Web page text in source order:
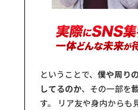
ということで、 僕や周り
してるのか、その一部を
す。 リア友や身内からも